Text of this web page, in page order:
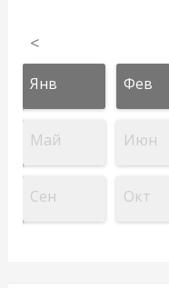
<
Янв Фев
Май Июн
Сен Окт